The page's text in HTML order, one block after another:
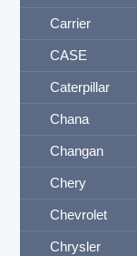
Carrier
CASE
Caterpillar
Chana
Changan
Chery
Chevrolet
Chrysler